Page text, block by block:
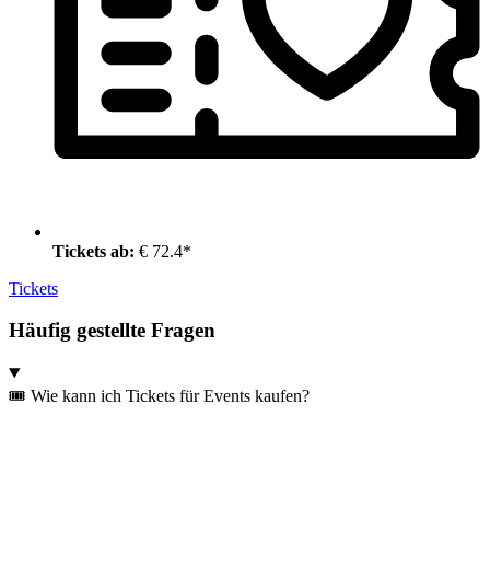
Tickets ab: € 72.4*
Tickets
Häufig gestellte Fragen
🎟️ Wie kann ich Tickets für Events kaufen?